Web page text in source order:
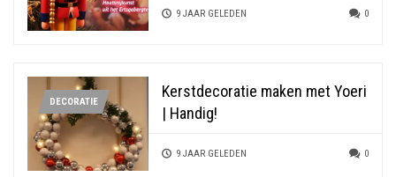
9 JAAR GELEDEN 0
DECORATIE
Kerstdecoratie maken met Yoeri
| Handig!
9 JAAR GELEDEN 0